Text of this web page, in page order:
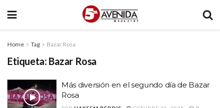
Home Tag Bazar Rosa
Etiqueta: Bazar Rosa
Más diversión en el segundo día de Bazar
Rosa